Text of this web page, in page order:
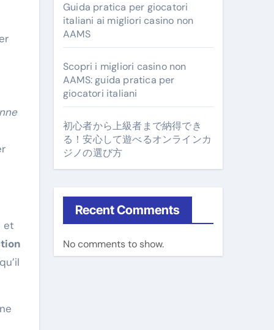
et
Guida pratica per giocatori
italiani ai migliori casino non
AAMS
Scopri i migliori casino non
AAMS: guida pratica per
giocatori italiani
初心者から上級者まで納得でき
る！安心して遊べるオンラインカ
ジノの選び方
Recent Comments
No comments to show.